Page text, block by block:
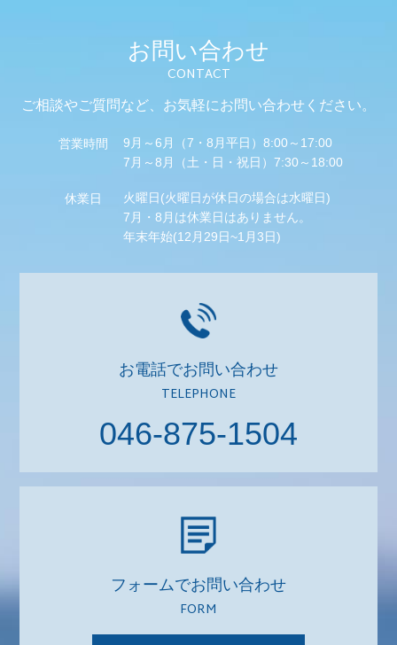
お問い合わせ
CONTACT
ご相談やご質問など、 お気軽にお問い合わせください。
営業時間
9月～6月（7・8月平日）8:00～17:00
7月～8月（土・日・祝日）7:30～18:00
休業日
火曜日(火曜日が休日の場合は水曜日)
7月・8月は休業日はありません。
年末年始(12月29日~1月3日)
お電話でお問い合わせ
TELEPHONE
046-875-1504
フォームでお問い合わせ
FORM